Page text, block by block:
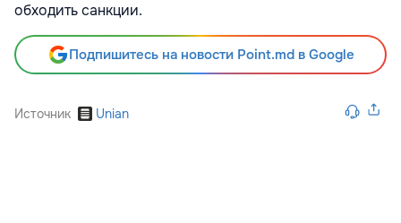
обходить санкции.
Подпишитесь на новости Point.md в Google
Источник Unian